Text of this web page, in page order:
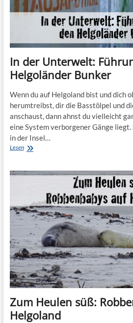
In der Unterwelt:
Helgoländer Bunker
Wenn du auf Helgoland bist und dich
herumtreibst, dir die Basstölpel und
anschaust, dann ahnst du vielleicht
eine System verborgener Gänge
in der Insel…
LesenIn
Führung
Helgoländer
Bunker
Zum Heulen süß:
Helgoland